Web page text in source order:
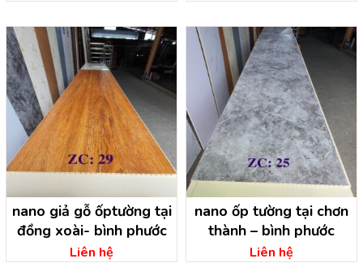
nano giả gỗ ốptường tại
đồng xoài- bình phước
Liên hệ
nano ốp tường tại chơn
thành – bình phước
Liên hệ